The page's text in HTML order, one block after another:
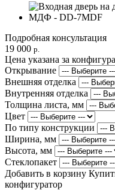
Подробная консультация
19 000 р.
Цена указана за
Открывание
Внешняя отделка
Внутренняя отделка
Толщина листа, мм
Цвет
По типу конструкции
Ширина, мм
Высота, мм
Стеклопакет
Добавить в корзину
конфигуратор